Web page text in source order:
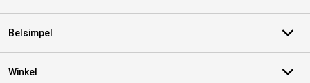
Belsimpel
Winkel